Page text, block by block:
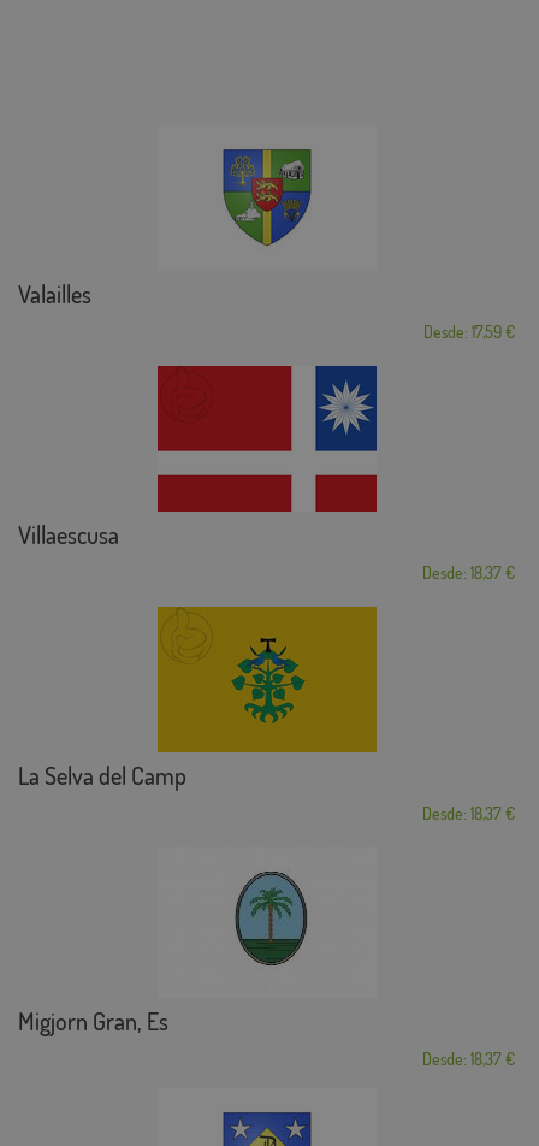
Valailles
Desde: 17,59 €
Villaescusa
Desde: 18,37 €
La Selva del Camp
Desde: 18,37 €
Migjorn Gran, Es
Desde: 18,37 €